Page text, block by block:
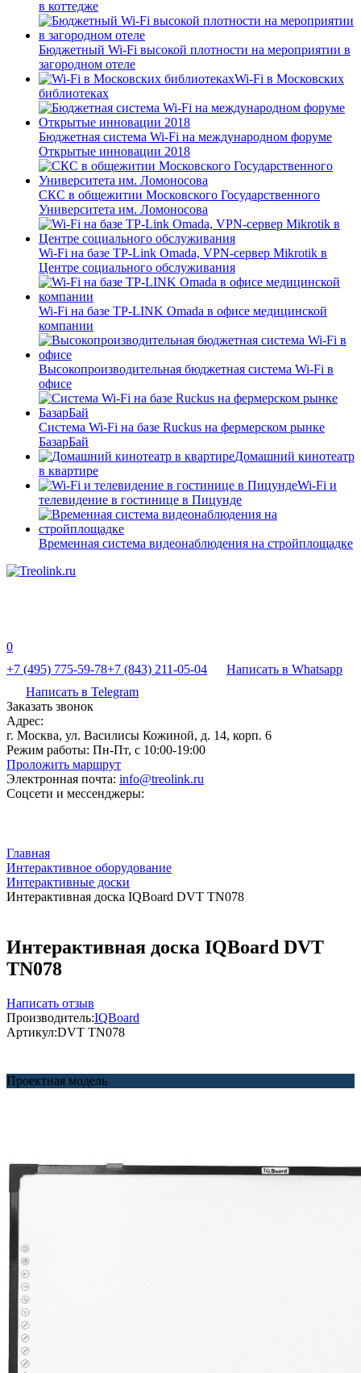
в коттедже
Бюджетный Wi-Fi высокой плотности на мероприятии в
загородном отеле
Wi-Fi в Московских
библиотеках
Бюджетная система Wi-Fi на международном форуме
Открытые инновации 2018
СКС в общежитии Московского Государственного
Университета им. Ломоносова
Wi-Fi на базе TP-Link Omada, VPN-сервер Mikrotik в
Центре социального обслуживания
Wi-Fi на базе TP-LINK Omada в офисе медицинской
компании
Высокопроизводительная бюджетная система Wi-Fi в
офисе
Система Wi-Fi на базе Ruckus на фермерском рынке
БазарБай
Домашний кинотеатр
в квартире
Wi-Fi и
телевидение в гостинице в Пицунде
Временная система видеонаблюдения на стройплощадке
0
+7 (495) 775-59-78+7 (843) 211-05-04
Написать в Whatsapp
Написать в Telegram
Заказать звонок
Адрес:
г. Москва, ул. Василисы Кожиной, д. 14, корп. 6
Режим работы: Пн-Пт, с 10:00-19:00
Проложить маршрут
Электронная почта: info@treolink.ru
Соцсети и мессенджеры:
Главная
Интерактивное оборудование
Интерактивные доски
Интерактивная доска IQBoard DVT TN078
Интерактивная доска IQBoard DVT
TN078
Написать отзыв
Производитель:IQBoard
Артикул:DVT TN078
Проектная модель